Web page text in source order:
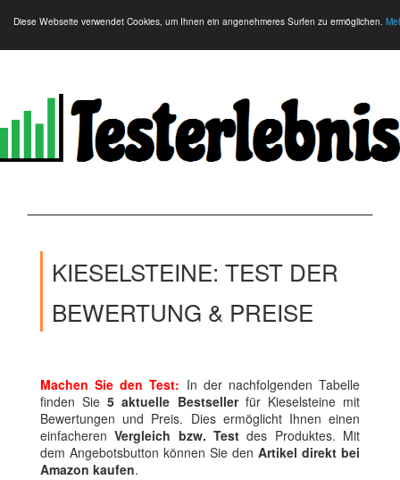
Diese Webseite verwendet Cookies, um Ihnen ein angenehmeres Surfen zu ermöglichen.
KIESELSTEINE: TEST DER
BEWERTUNG & PREISE
Machen Sie den Test: In der nachfolgenden Tabelle
finden Sie 5 aktuelle Bestsellerfür Kieselsteine mit
Bewertungen und Preis. Dies ermöglicht Ihnen einen
einfacherenVergleich bzw. Test des Produktes. Mit
dem Angebotsbutton können Sie den Artikel direkt bei
Amazon kaufen.